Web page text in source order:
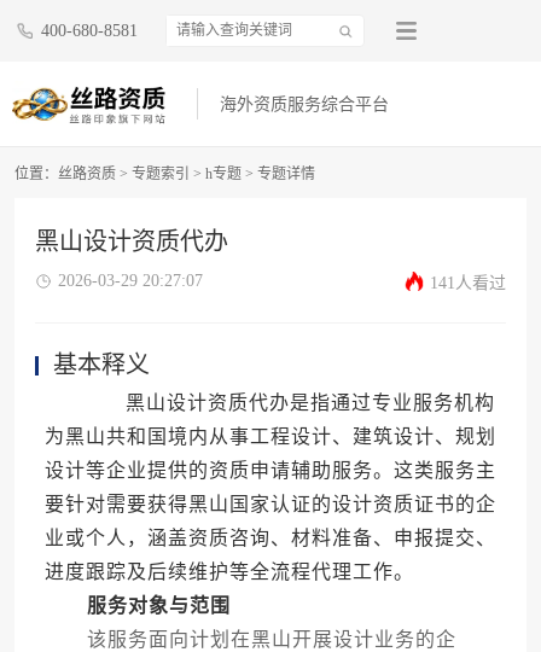
400-680-8581
海外资质服务综合平台
位置： 丝路资质 > 专题索引 > h专题 > 专题详情
黑山设计资质代办
2026-03-29 20:27:07 141人看过
基本释义
黑山设计资质代办是指通过专业服务机构
为黑山共和国境内从事工程设计、建筑设计、规划
设计等企业提供的资质申请辅助服务。这类服务主
要针对需要获得黑山国家认证的设计资质证书的企
业或个人，涵盖资质咨询、材料准备、申报提交、
进度跟踪及后续维护等全流程代理工作。
服务对象与范围
该服务面向计划在黑山开展设计业务的企